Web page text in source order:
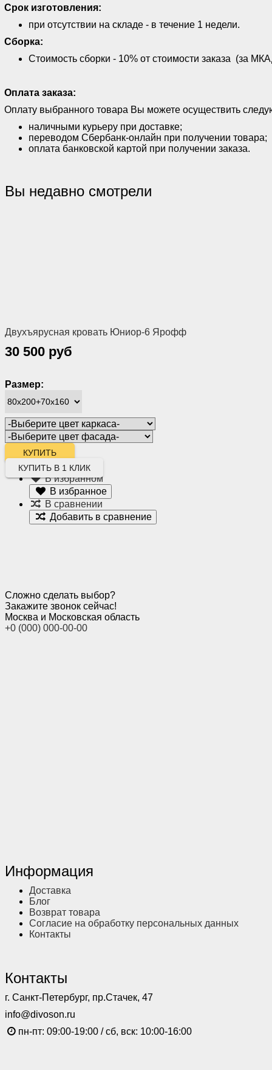
Срок изготовления:
при отсутствии на складе - в течение 1 недели.
Сборка:
Стоимость сборки - 10% от стоимости заказа (за
Оплата заказа:
Оплату выбранного товара Вы можете осуществить
наличными курьеру при доставке;
переводом Сбербанк-онлайн при получении товара;
оплата банковской картой при получении заказа.
Вы недавно смотрели
Двухъярусная кровать Юниор-6 Ярофф
30 500 руб
Размер:
КУПИТЬ В 1 КЛИК
В избранном
В избранное
В сравнении
Добавить в сравнение
Сложно сделать выбор?
Закажите звонок сейчас!
Москва и Московская область
+0 (000) 000-00-00
Информация
Доставка
Блог
Возврат товара
Согласие на обработку персональных данных
Контакты
Контакты
г. Санкт-Петербург, пр.Стачек, 47
info@divoson.ru
пн-пт: 09:00-19:00 / сб, вск: 10:00-16:00